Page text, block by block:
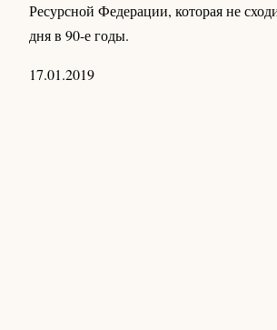
Ресурсной Федерации, которая не
дня в 90-е годы.
17.01.2019